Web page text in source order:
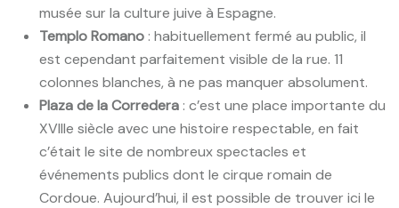
musée sur la culture juive à Espagne.
Templo Romano : habituellement fermé au public, il
est cependant parfaitement visible de la rue. 11
colonnes blanches, à ne pas manquer absolument.
Plaza de la Corredera : c’est une place importante du
XVIIIe siècle avec une histoire respectable, en fait
c’était le site de nombreux spectacles et
événements publics dont le cirque romain de
Cordoue. Aujourd’hui, il est possible de trouver ici le